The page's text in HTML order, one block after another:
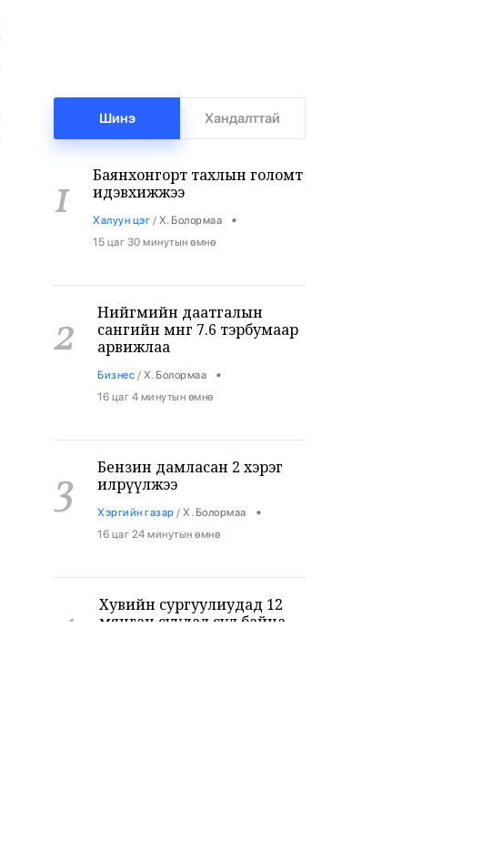
Шинэ Хандалттай
1
Баянхонгорт тахлын голомт
идэвхижжээ
Халуун цэг / Х. Болормаа •
15 цаг 30 минутын өмнө
2
Нийгмийн даатгалын
сангийн мөнгө 7.6 тэрбумаар
арвижлаа
Бизнес / Х. Болормаа •
16 цаг 4 минутын өмнө
3
Бензин дамласан 2 хэрэг
илрүүлжээ
Хэргийн газар / Х. Болормаа •
16 цаг 24 минутын өмнө
4
Хувийн сургуулиудад 12
мянган суудал сул байна